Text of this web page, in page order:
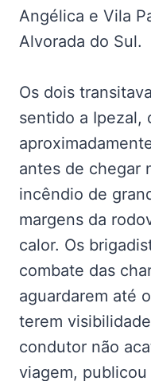
Angélica e Vila
Alvorada do Sul.
Os dois
sentido a Ipezal,
antes de chegar
incêndio de
margens da
calor. Os
combate das
aguardarem até
terem
condutor não
viagem,